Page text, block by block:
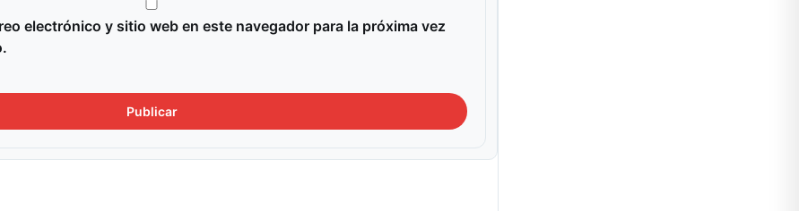
electrónico y sitio web en este navegador para la próxima vez